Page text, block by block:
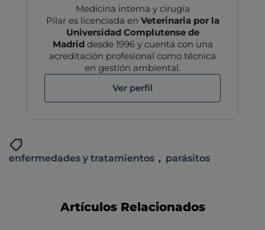
Medicina interna y cirugía
Pilar es licenciada en Veterinaria por la
Universidad Complutense de
Madrid desde 1996 y cuenta con una
acreditación profesional como técnica
en gestión ambiental.
Ver perfil
enfermedades y tratamientos , parásitos
Artículos Relacionados